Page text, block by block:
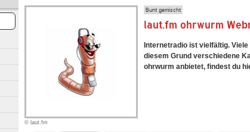
© laut.fm
Bunt gemischt
laut.fm ohrwurm
Internetradio ist vielfältig.
diesem Grund verschiedene
ohrwurm anbietet, findest du